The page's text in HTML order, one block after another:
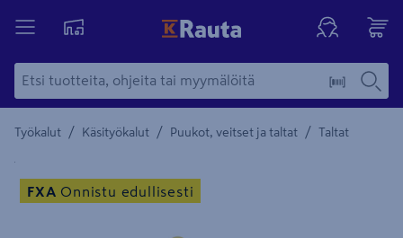
Työkalut / Käsityökalut / Puukot, veitset ja taltat / Taltat
Yksityiskohtainen kuvaus löytyy Tuotteen kuvaus -
FXA Onnistu edullisesti